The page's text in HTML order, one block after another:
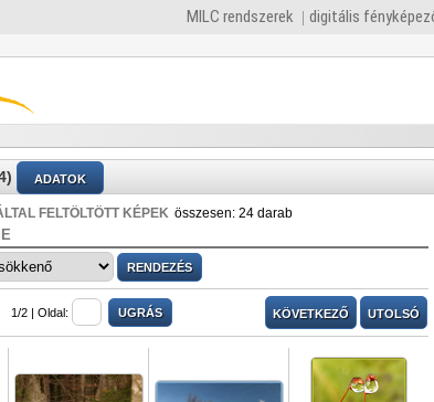
MILC rendszerek digitális
ADATOK
FELTÖLTÖTT KÉPEK összesen: 24 darab
1/2 | Oldal: KÖVETKEZŐ UTOLSÓ